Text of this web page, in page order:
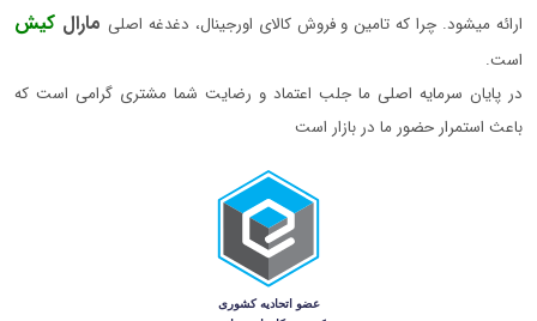
ارائه میشود. چرا که تامین و فروش کالای اورجینال، دغدغه اصلی مارال کیش
است.
در پایان سرمایه اصلی ما جلب اعتماد و رضایت شما مشتری گرامی است که
باعث استمرار حضور ما در بازار است